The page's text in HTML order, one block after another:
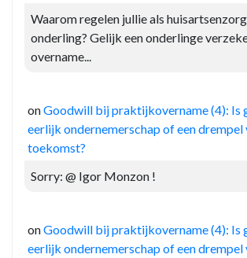
Waarom regelen jullie als
onderling? Gelijk een onderlinge
overname...
onGoodwill bij praktijkovername (4): Is
eerlijk ondernemerschap of een drempel
toekomst?
Sorry: @ Igor Monzon !
onGoodwill bij praktijkovername (4): Is
eerlijk ondernemerschap of een drempel